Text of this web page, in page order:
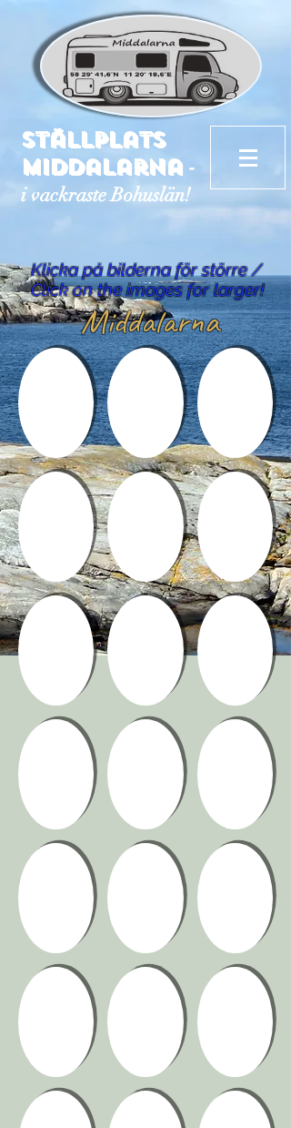
Ställplats
Middalarna -
i vackraste Bohuslän!
Klicka på bilderna för större /
Click on the images for larger!